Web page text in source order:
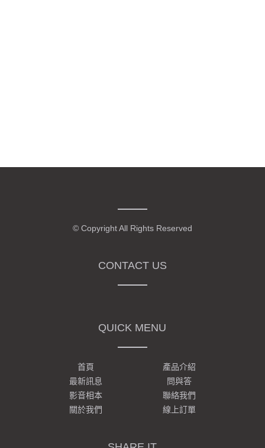
© Copyright All Rights Reserved
CONTACT US
QUICK MENU
首頁
產品介紹
最新訊息
問與答
影音相本
聯絡我們
關於我們
線上訂單